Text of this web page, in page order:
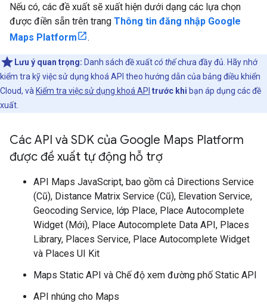
Nếu có, các đề xuất sẽ xuất hiện dưới dạng các lựa chọn
được điền sẵn trên trang Thông tin đăng nhập Google
Maps Platform
.
Lưu ý quan trọng: Danh sách đề xuấtcó thểchưa đầy đủ. Hãy nhớ
kiểm tra kỹ việc sử dụng khoá API theo hướng dẫn của bảng điều khiển
Cloud, và Kiểm tra việc sử dụng khoá API trước khi bạn áp dụng các đề
xuất.
Các API và SDK của Google Maps Platform
được đề xuất tự động hỗ trợ
API Maps JavaScript, bao gồm cả Directions Service
(Cũ), Distance Matrix Service (Cũ), Elevation Service,
Geocoding Service, lớp Place, Place Autocomplete
Widget (Mới), Place Autocomplete Data API, Places
Library, Places Service, Place Autocomplete Widget
và Places UI Kit
Maps Static API và Chế độ xem đường phố Static API
API nhúng cho Maps